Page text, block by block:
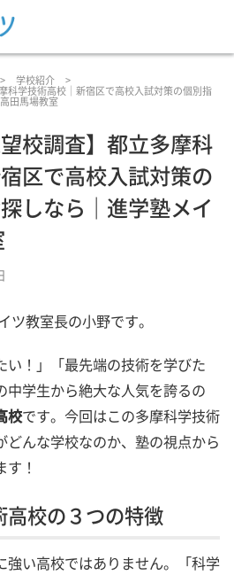
学校紹介
科学技術高校｜新宿区で高校入試対策の個別指
田馬場教室
望校調査】都立多摩科
区で高校入試対策の
しなら｜進学塾メイ
ツ教室長の小野です。
い！」「最先端の技術を学びた
中学生から絶大な人気を誇るの
校です。今回はこの多摩科学技術
どんな学校なのか、塾の視点から
！
校の３つの特徴
強い高校ではありません。「科学